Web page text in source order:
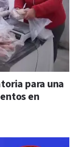
para una
en